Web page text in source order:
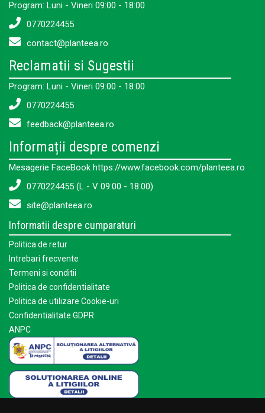
Program: Luni - Vineri 09:00 - 18:00
0770224455
contact@planteea.ro
Reclamatii si Sugestii
Program: Luni - Vineri 09:00 - 18:00
0770224455
feedback@planteea.ro
Informații despre comenzi
Mesagerie FaceBook https://www.facebook.com/planteea.ro
0770224455 (L - V 09:00 - 18:00)
site@planteea.ro
Informatii despre cumparaturi
Politica de retur
Intrebari frecvente
Termeni si conditii
Politica de confidentialitate
Politica de utilizare Cookie-uri
Confidentialitate GDPR
ANPC